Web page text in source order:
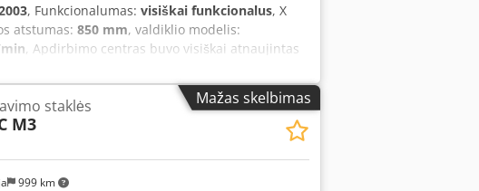
, Funkcionalumas: visiškai funkcionalus, X
atstumas: 850 mm, valdiklio modelis:
, Apdirbimo centras buvo visiškai atnaujintas
galimybės X ašies eismo galimybė: 2600 mm
850 mm Veleno galvutė Veleno galvutės greitis:
kai galvutė yra vertikalioje padėtyje: 40–
kai galvutė yra horizontalioje padėtyje: 250–
variklio galia: 20 kW Stalas Stalo dydis:
Greitasis judėjimas X/Y ašis: 40 000
galvutė Automatinė pasukama galvutė B
Mažas skelbimas
999 km
staklės
M3